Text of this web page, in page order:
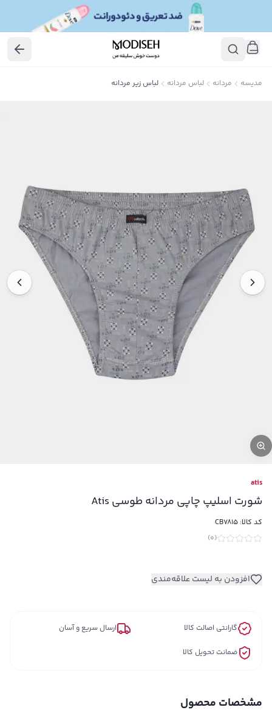
مدیسه مردانه لباس مردانه لباس زیر مردانه
atis
شورت اسلیپ چاپی مردانه طوسی Atis
کد کالا: CB7815
(
0
)
افزودن به لیست علاقه‌مندی
گارانتی اصالت کالا ارسال سریع و آسان
ضمانت تحویل کالا
مشخصات محصول